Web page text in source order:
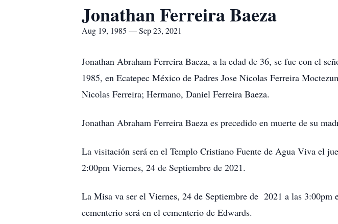
Jonathan Ferreira Baeza
Aug 19, 1985 — Sep 23, 2021
Jonathan Abraham Ferreira Baeza, a la edad de 36, se fue con el
1985, en Ecatepec México de Padres Jose Nicolas Ferreira
Nicolas Ferreira; Hermano, Daniel Ferreira Baeza.
Jonathan Abraham Ferreira Baeza es precedido en muerte de su
La visitación será en el Templo Cristiano Fuente de Agua Viva el
2:00pm Viernes, 24 de Septiembre de 2021.
La Misa va ser el Viernes, 24 de Septiembre de 2021 a las
cementerio será en el cementerio de Edwards.